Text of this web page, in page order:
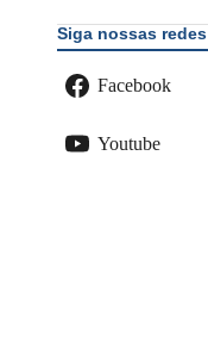
Siga nossas redes
Facebook
Youtube